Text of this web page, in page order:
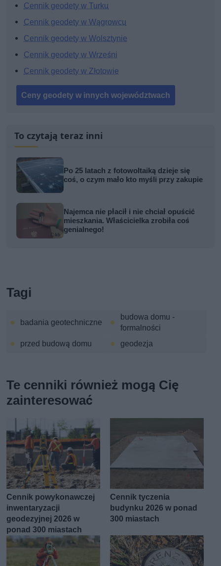
Cennik geodety w Turku
Cennik geodety w Wągrowcu
Cennik geodety w Wolsztynie
Cennik geodety w Wrześni
Cennik geodety w Złotowie
Ceny geodety w innych województwach
To czytają teraz inni
Po 25 latach z fotowoltaiką dzieje się
coś, o czym mało kto myśli przy zakupie
Najemca nie płacił i nie chciał opuścić
mieszkania. Właścicielka zrobiła coś
genialnego!
Tagi
badania geotechniczne
budowa domu -
formalności
przed budową domu
geodezja
Te cenniki również mogą Cię
zainteresować
Cennik powykonawczej
inwentaryzacji
geodezyjnej 2026 w
ponad 300 miastach
Cennik tyczenia
budynku 2026 w ponad
300 miastach